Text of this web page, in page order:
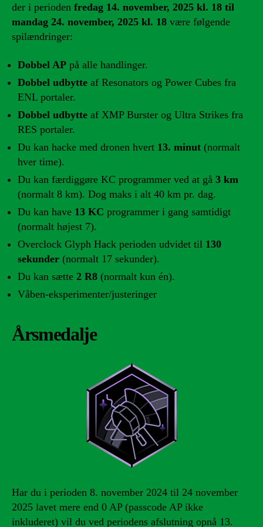
der i perioden fredag 14. november, 2025 kl. 18 til
mandag 24. november, 2025 kl. 18 være følgende
spilændringer:
Dobbel AP på alle handlinger.
Dobbel udbytte af Resonators og Power Cubes fra
ENL portaler.
Dobbel udbytte af XMP Burster og Ultra Strikes fra
RES portaler.
Du kan hacke med dronen hvert 13. minut (normalt
hver time).
Du kan færdiggøre KC programmer ved at gå 3 km
(normalt 8 km). Dog maks i alt 40 km pr. dag.
Du kan have 13 KC programmer i gang samtidigt
(normalt højest 7).
Overclock Glyph Hack perioden udvidet til 130
sekunder (normalt 17 sekunder).
Du kan sætte 2 R8 (normalt kun én).
Våben-eksperimenter/justeringer
Årsmedalje
Har du i perioden 8. november 2024 til 24 november
2025 lavet mere end 0 AP (passcode AP ikke
inkluderet) vil du ved periodens afslutning opnå 13.